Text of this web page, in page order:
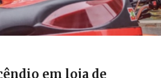
em loja de